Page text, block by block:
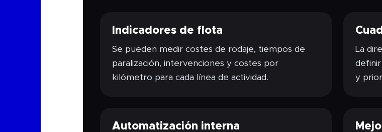
Indicadores de flota
Se pueden medir costes de rodaje, tiempos de
paralización, intervenciones y costes por
kilómetro para cada línea de actividad.
La
y
Automatización interna